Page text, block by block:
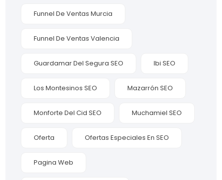
Funnel De Ventas Murcia
Funnel De Ventas Valencia
Guardamar Del Segura SEO Ibi SEO
Los Montesinos SEO Mazarrón SEO
Monforte Del Cid SEO Muchamiel SEO
Oferta Ofertas Especiales En SEO
Pagina Web